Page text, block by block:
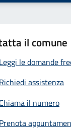
il comune
Leggi le domande
Richiedi assistenza
Chiama il numero
Prenota